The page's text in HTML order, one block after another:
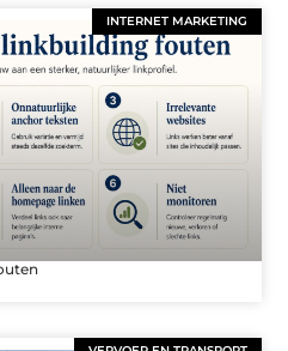
INTERNET MARKETING